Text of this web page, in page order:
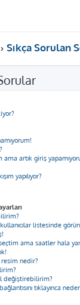
Sıkça Sorulan
ama artık giriş
yapılıyor?
kullanıcılar listesinde
ama saatler hala
resim nedir?
değiştirebilirim?
tıklayınca